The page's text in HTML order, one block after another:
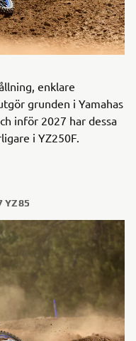
enklare
grunden i Yamahas
inför 2027 har dessa
i YZ250F.
YZ85